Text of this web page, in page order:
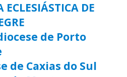
ECLESIÁSTICA DE
de Porto
de Caxias do Sul